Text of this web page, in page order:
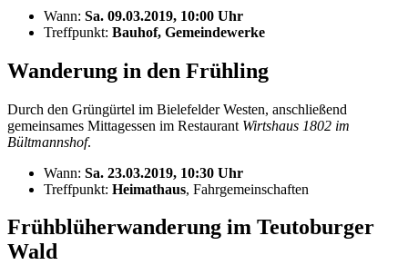
Wann: Sa. 09.03.2019, 10:00 Uhr
Treffpunkt: Bauhof, Gemeindewerke
Wanderung in den Frühling
Durch den Grüngürtel im Bielefelder Westen, anschließend
gemeinsames Mittagessen im Restaurant Wirtshaus 1802 im
Bültmannshof.
Wann: Sa. 23.03.2019, 10:30 Uhr
Treffpunkt: Heimathaus, Fahrgemeinschaften
Frühblüherwanderung im Teutoburger
Wald